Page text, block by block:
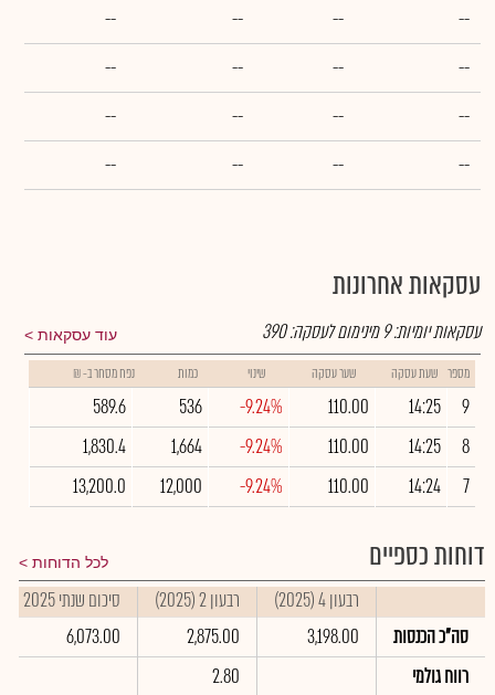
--
--
--
--
--
--
--
--
--
--
--
--
--
--
--
--
עסקאות אחרונות
עוד עסקאות עסקאות יומיות:9 מינימום לעסקה:390
מספר שעת עסקה שער עסקה שינוי כמות נפח מסחר ב- ₪
9
14:25
110.00
-9.24%
536
589.6
8
14:25
110.00
-9.24%
1,664
1,830.4
7
14:24
110.00
-9.24%
12,000
13,200.0
דוחות כספיים לכל הדוחות
רבעון 4 (2025) רבעון 2 (2025)
סיכום שנתי 2025
סה"כ הכנסות
3,198.00
2,875.00
6,073.00
רווח גולמי
2.80